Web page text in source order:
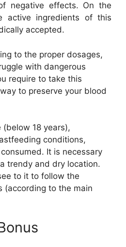
negative effects. On the
active ingredients of this
accepted.
to the proper dosages,
with dangerous
require to take this
to preserve your blood
(below 18 years),
conditions,
It is necessary
trendy and dry location.
to it to follow the
(according to the main